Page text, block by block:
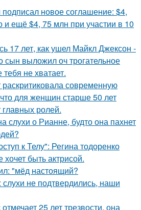
новое соглашение: $4,
и ещё $4, 75 млн при участии в 10
17 лет, как ушел Майкл Джексон -
сын выложил оч трогательное
не хватает.
современную
для женщин старше 50 лет
главных ролей.
слухи о Рианне, будто она пахнет
к Телу": Регина тодоренко
хочет быть актрисой.
"мёд настоящий?
не подтвердились, наши
25 лет трезвости, она